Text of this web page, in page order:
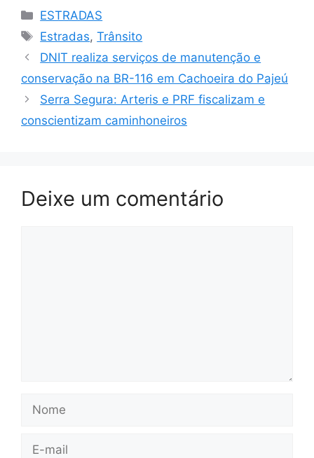
Categorias
ESTRADAS
Tags
Estradas,Trânsito
DNIT realiza serviços de manutenção e
conservação na BR-116 em Cachoeira do Pajeú
Serra Segura: Arteris e PRF fiscalizam e
conscientizam caminhoneiros
Deixe um comentário
Nome